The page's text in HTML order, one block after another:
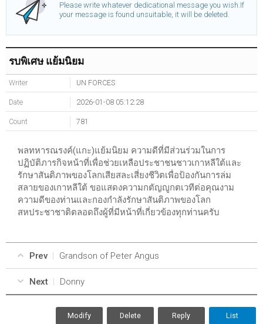
Please write whatever dedicational message you wish.If
your message is found unsuitable, it will be deleted.
รบพิเศษ แย้มนิยม
Writer UN FORCES
Date 2026-01-08 05:12:28
Count 781
พลทหารณรงค์(แกะ)แย้มนิยม ความดีที่มีส่วนร่วมในการ
ปฏิบัติภารกิจหน้าที่เพื่อช่วยเหลือประชาชนชาวเกาหลีใต้และ
รักษาสันติภาพของโลกเสียสละเสี่ยงชีวิตเพื่อป้องกันการล่ม
สลายของเกาหลีใต้ ขอแสดงความกตัญญูกตเวทีต่อคุณงาม
ความดีของท่านและกองกำลังรักษาสันติภาพของโลก
สหประชาชาติตลอดถึงผู้ที่มีหน้าที่เกี่ยวข้องทุกท่านครับ
Prev Grandson of Peter Angus
Next Donny
Modify Delete Reply List